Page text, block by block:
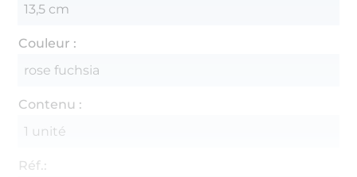
13,5 cm
Couleur :
rose fuchsia
Contenu :
1 unité
Réf.: